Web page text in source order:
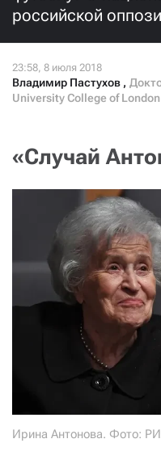
российской
Владимир Пастухов ,
University College of London
«Случай
Ирина Антонова. Фото:
500
я принимаю
условия и
СТАТЬ
Если у вас есть вопросы,
звоните:
+7 (929) 612-03-68